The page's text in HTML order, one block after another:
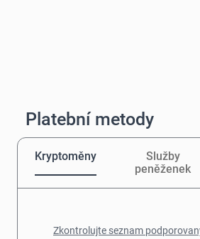
Platební metody
Kryptoměny
Služby
peněženek
Zkontrolujte seznam